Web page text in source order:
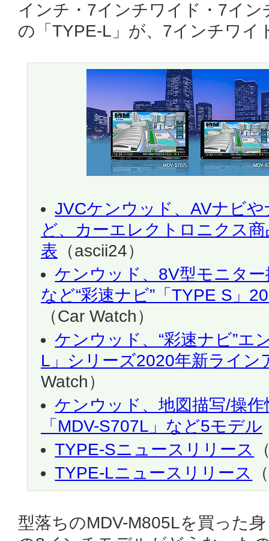
インチ・7インチワイド・7イ
の「TYPE-L」が、7インチワイ
JVCケンウッド、AVナビ
ど、カーエレクトロニクス
表 （ascii24）
ケンウッド、8V型モニタ
など“彩速ナビ”「TYPE S」
（Car Watch）
ケンウッド、“彩速ナビ”エ
L」シリーズ2020年新ライン
Watch）
ケンウッド、地図描写/操
「MDV-S707L」など5モデル
TYPE-Sニュースリリース
TYPE-Lニュースリリース
型落ちのMDV-M805Lを買った